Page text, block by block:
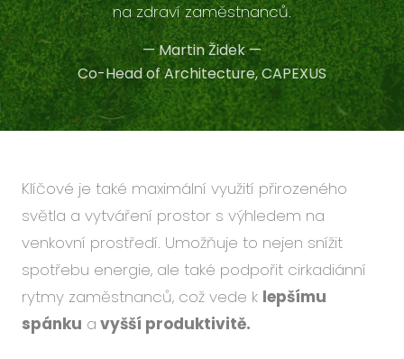
na zdraví zaměstnanců.
—Martin Židek—
Co-Head of Architecture, CAPEXUS
Klíčové je také maximální využití přirozeného
světla a vytváření prostor s výhledem na
venkovní prostředí. Umožňuje to nejen snížit
spotřebu energie, ale také podpořit cirkadiánní
rytmy zaměstnanců, což vede k lepšímu
spánku a vyšší produktivitě.